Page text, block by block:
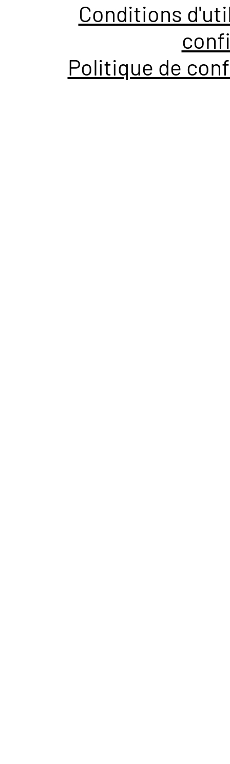
Conditions
Politique de